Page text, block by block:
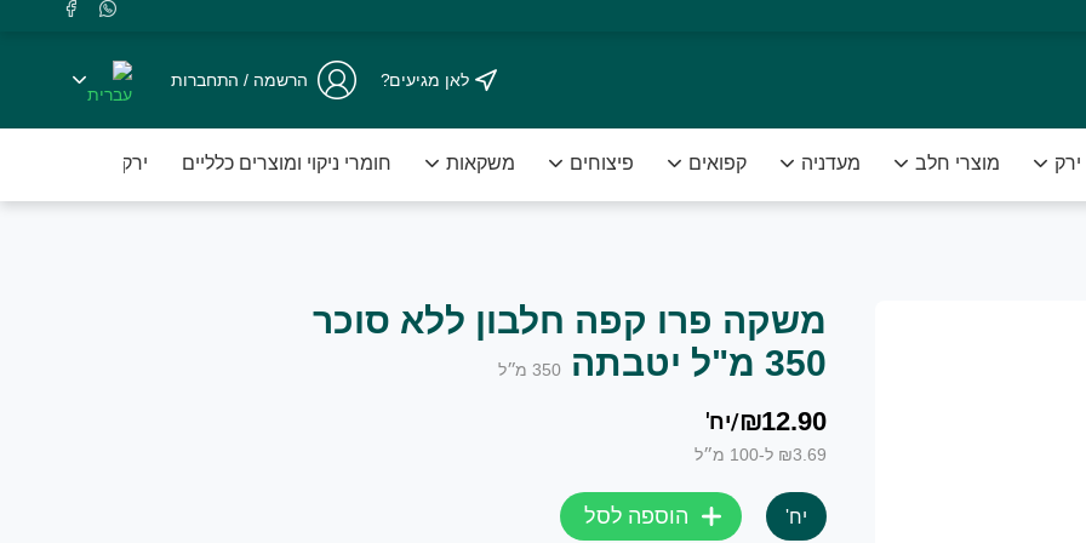
מפירות וירקות טריים ומובחרים לצד שירות אדיב ומקצועי.
לאן מגיעים? הרשמה / התחברות
ירק מוצרי חלב מעדניה קפואים פיצוחים משקאות חומרי ניקוי ומוצרים כלליים ירקות טריים
משקה פרו קפה חלבון ללא סוכר
350 מ"ל יטבתה
350 מ״ל
₪12.90
/יח'
₪3.69 ל-100 מ״ל
יח' הוספה לסל